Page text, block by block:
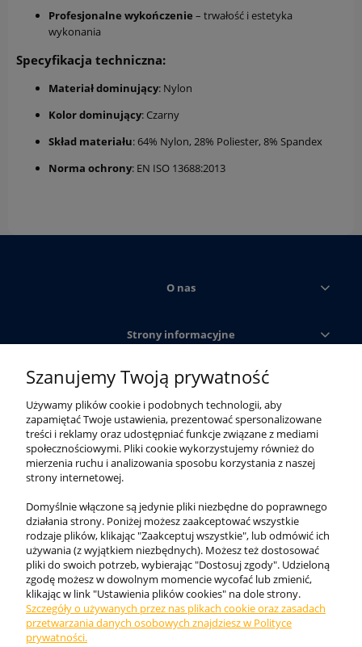
Profesjonalne wykończenie – trwałość i estetyka
wykonania
Specyfikacja techniczna:
Materiał dominujący: Nylon
Kolor dominujący: Czarny
Skład materiału: 64% Nylon, 28% Poliester, 8% Spandex
Norma ochrony: EN ISO 13688:2013
O nas
Strony informacyjne
Obsługa klienta
Moje konto
Internetowy sklep KING BHP. Odzież robocza, obuwie
ochronne i akcesoria najwyższej jakości ✓. Zadbaj o
Szanujemy Twoją prywatność
Używamy plików cookie i podobnych technologii, aby
zapamiętać Twoje ustawienia, prezentować spersonalizowane
treści i reklamy oraz udostępniać funkcje związane z mediami
społecznościowymi. Pliki cookie wykorzystujemy również do
mierzenia ruchu i analizowania sposobu korzystania z naszej
strony internetowej.
Domyślnie włączone są jedynie pliki niezbędne do poprawnego
działania strony. Poniżej możesz zaakceptować wszystkie
rodzaje plików, klikając "Zaakceptuj wszystkie", lub odmówić ich
używania (z wyjątkiem niezbędnych). Możesz też dostosować
pliki do swoich potrzeb, wybierając "Dostosuj zgody". Udzieloną
zgodę możesz w dowolnym momencie wycofać lub zmienić,
klikając w link "Ustawienia plików cookies" na dole strony.
Szczegóły o używanych przez nas plikach cookie oraz zasadach
przetwarzania danych osobowych znajdziesz w Polityce
prywatności.